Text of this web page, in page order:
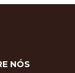
NÓS